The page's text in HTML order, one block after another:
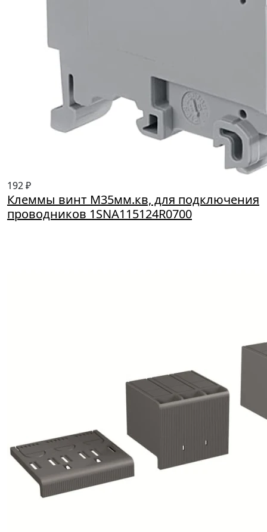
192 ₽
Клеммы винт M35мм.кв, для подключения
проводников 1SNA115124R0700